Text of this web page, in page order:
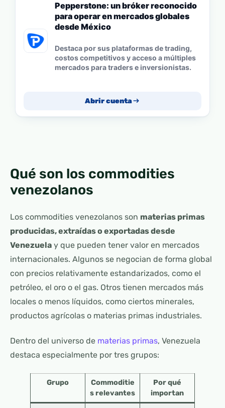
Pepperstone: un bróker reconocido
para operar en mercados globales
desde México
Destaca por sus plataformas de trading,
costos competitivos y acceso a múltiples
mercados para traders e inversionistas.
Abrir cuenta
Qué son los commodities
venezolanos
Los commodities venezolanos son materias primas
producidas, extraídas o exportadas desde
Venezuela y que pueden tener valor en mercados
internacionales. Algunos se negocian de forma global
con precios relativamente estandarizados, como el
petróleo, el oro o el gas. Otros tienen mercados más
locales o menos líquidos, como ciertos minerales,
productos agrícolas o materias primas industriales.
Dentro del universo de materias primas, Venezuela
destaca especialmente por tres grupos:
Grupo
Commoditie
s relevantes
Por qué
importan